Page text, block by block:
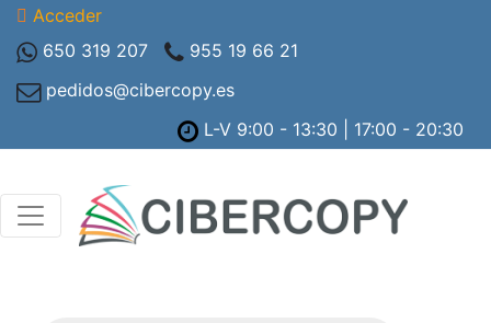
Acceder
650 319 207
955 19 66 21
pedidos@cibercopy.es
L-V 9:00 - 13:30 | 17:00 - 20:30